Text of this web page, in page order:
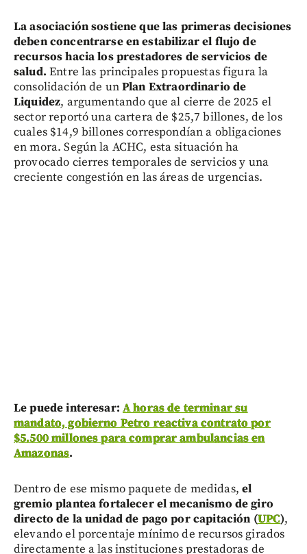
La asociación sostiene que las primeras decisiones
deben concentrarse en estabilizar el flujo de
recursos hacia los prestadores de servicios de
salud.Entre las principales propuestas figura la
consolidación de unPlan Extraordinario de
Liquidez, argumentando que al cierre de 2025 el
sector reportó una cartera de $25,7 billones, de los
cuales $14,9 billones correspondían a obligaciones
en mora. Según la ACHC, esta situación ha
provocado cierres temporales de servicios y una
creciente congestión en las áreas de urgencias.
Le puede interesar: A horas de terminar su
mandato, gobierno Petro reactiva contrato por
$5.500 millones para comprar ambulancias en
Amazonas.
Dentro de ese mismo paquete de medidas, el
gremio plantea fortalecer el mecanismo de giro
directo de la unidad de pago por capitación (UPC),
elevando el porcentaje mínimo de recursos girados
directamente a las instituciones prestadoras de